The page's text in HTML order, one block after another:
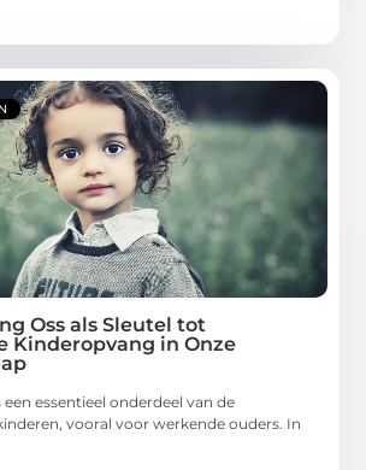
Oss als Sleutel tot
Kinderopvang in Onze
essentieel onderdeel van de
vooral voor werkende ouders. In